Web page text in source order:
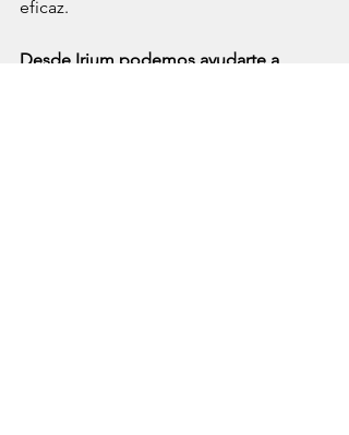
eficaz.
Desde Irium podemos ayudarte a